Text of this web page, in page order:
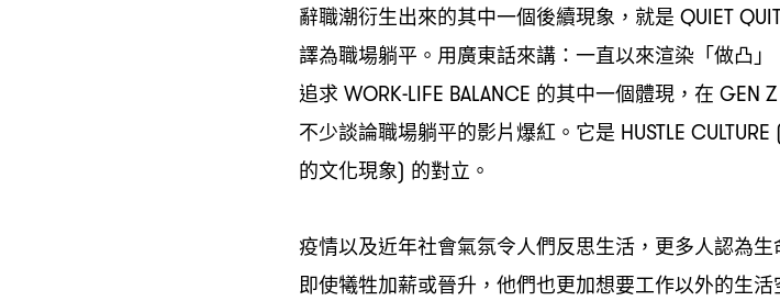
辭職潮衍生出來的其中一個後續現象 ， 就是 QUIET
譯為職場躺平。用廣東話來講 ： 一直以來渲染「做凸」
追求 WORK-LIFE BALANCE 的其中一個體現 ， 在 GEN Z
不少談論職場躺平的影片爆紅。它是 HUSTLE CULTURE
的文化現象) 的對立。
疫情以及近年社會氣氛令人們反思生活 ， 更多人認為
即使犧牲加薪或晉升 ， 他們也更加想要工作以外的生活